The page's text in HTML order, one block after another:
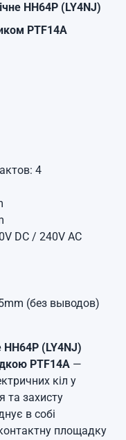
HH64P (LY4NJ)
PTF14A
4
DC / 240V AC
(без выводов)
(LY4NJ)
PTF14A —
кіл у
та захисту
в собі
площадку